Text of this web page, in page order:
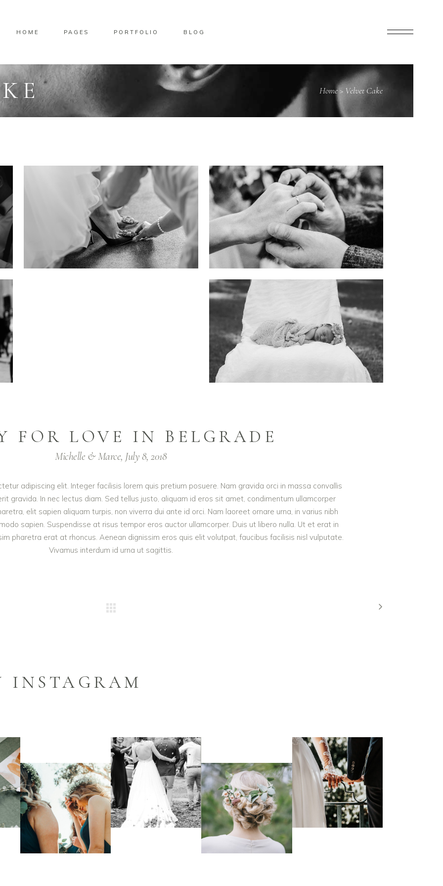
HOME PAGES PORTFOLIO BLOG
Home> Velvet Cake
FOR LOVE IN BELGRADE
Michelle & Marce, July 8, 2018
adipiscing elit. Integer facilisis lorem quis pretium posuere. Nam gravida orci in massa convallis
gravida. In nec lectus diam. Sed tellus justo, aliquam id eros sit amet, condimentum ullamcorper
elit sapien aliquam turpis, non viverra dui ante id orci. Nam laoreet ornare urna, in varius nibh
sapien. Suspendisse at risus tempor eros auctor ullamcorper. Duis ut libero nulla. Ut et erat in
pharetra erat at rhoncus. Aenean dignissim eros quis elit volutpat, faucibus facilisis nisl vulputate.
Vivamus interdum id urna ut sagittis.
INSTAGRAM